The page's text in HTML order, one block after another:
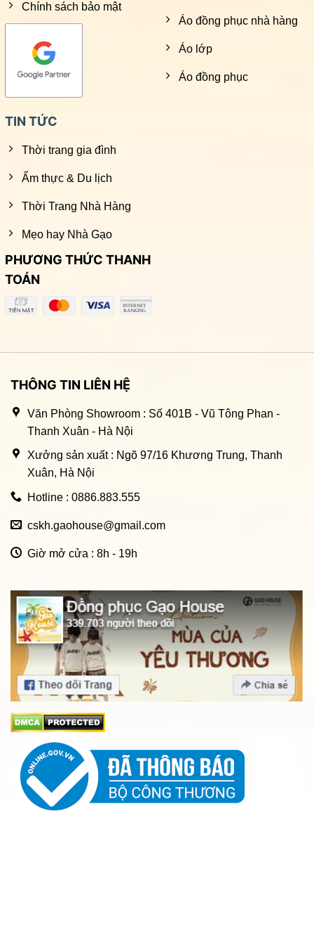
Chính sách bảo mật
Áo đồng phục nhà hàng
Áo lớp
Áo đồng phục
TIN TỨC
Thời trang gia đình
Ẩm thực & Du lịch
Thời Trang Nhà Hàng
Mẹo hay Nhà Gạo
PHƯƠNG THỨC THANH
TOÁN
THÔNG TIN LIÊN HỆ
Văn Phòng Showroom : Số 401B - Vũ Tông Phan -
Thanh Xuân - Hà Nội
Xưởng sản xuất : Ngõ 97/16 Khương Trung, Thanh
Xuân, Hà Nội
Hotline : 0886.883.555
cskh.gaohouse@gmail.com
Giờ mở cửa : 8h - 19h